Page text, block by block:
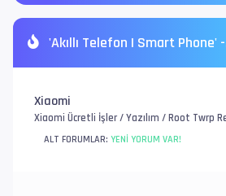
'Akıllı Telefon | Smart Phone' -
Kategorisindeki Alt Forumlar
Xiaomi
Xiaomi Ücretli İşler / Yazılım / Root Twrp
Onarım / EFS, FRP ve Mi Account / Genel
ALT FORUMLAR: YENI YORUM VAR!